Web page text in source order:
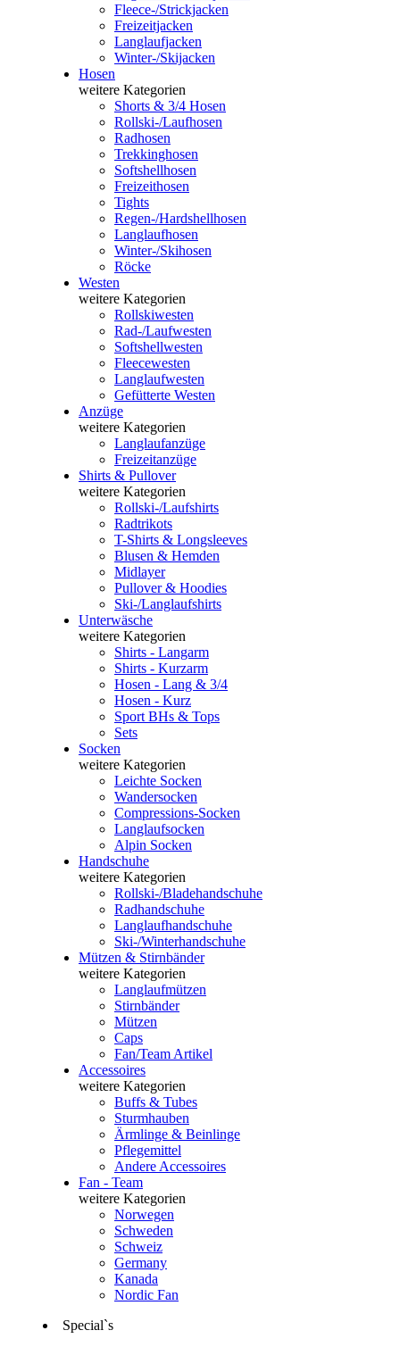
Fleece-/Strickjacken
Freizeitjacken
Langlaufjacken
Winter-/Skijacken
Hosen
weitere Kategorien
Shorts & 3/4 Hosen
Rollski-/Laufhosen
Radhosen
Trekkinghosen
Softshellhosen
Freizeithosen
Tights
Regen-/Hardshellhosen
Langlaufhosen
Winter-/Skihosen
Röcke
Westen
weitere Kategorien
Rollskiwesten
Rad-/Laufwesten
Softshellwesten
Fleecewesten
Langlaufwesten
Gefütterte Westen
Anzüge
weitere Kategorien
Langlaufanzüge
Freizeitanzüge
Shirts & Pullover
weitere Kategorien
Rollski-/Laufshirts
Radtrikots
T-Shirts & Longsleeves
Blusen & Hemden
Midlayer
Pullover & Hoodies
Ski-/Langlaufshirts
Unterwäsche
weitere Kategorien
Shirts - Langarm
Shirts - Kurzarm
Hosen - Lang & 3/4
Hosen - Kurz
Sport BHs & Tops
Sets
Socken
weitere Kategorien
Leichte Socken
Wandersocken
Compressions-Socken
Langlaufsocken
Alpin Socken
Handschuhe
weitere Kategorien
Rollski-/Bladehandschuhe
Radhandschuhe
Langlaufhandschuhe
Ski-/Winterhandschuhe
Mützen & Stirnbänder
weitere Kategorien
Langlaufmützen
Stirnbänder
Mützen
Caps
Fan/Team Artikel
Accessoires
weitere Kategorien
Buffs & Tubes
Sturmhauben
Ärmlinge & Beinlinge
Pflegemittel
Andere Accessoires
Fan - Team
weitere Kategorien
Norwegen
Schweden
Schweiz
Germany
Kanada
Nordic Fan
Special`s